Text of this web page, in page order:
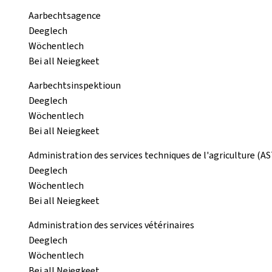
Aarbechtsagence
Deeglech
Wöchentlech
Bei all Neiegkeet
Aarbechtsinspektioun
Deeglech
Wöchentlech
Bei all Neiegkeet
Administration des services techniques de l'agriculture
Deeglech
Wöchentlech
Bei all Neiegkeet
Administration des services vétérinaires
Deeglech
Wöchentlech